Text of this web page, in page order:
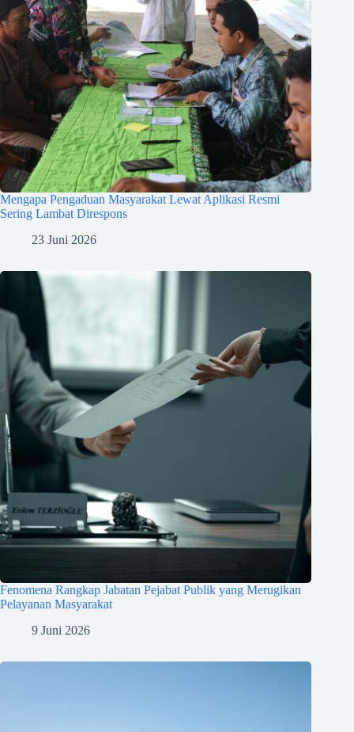
Mengapa Pengaduan Masyarakat Lewat Aplikasi Resmi
Sering Lambat Direspons
23 Juni 2026
Fenomena Rangkap Jabatan Pejabat Publik yang Merugikan
Pelayanan Masyarakat
9 Juni 2026